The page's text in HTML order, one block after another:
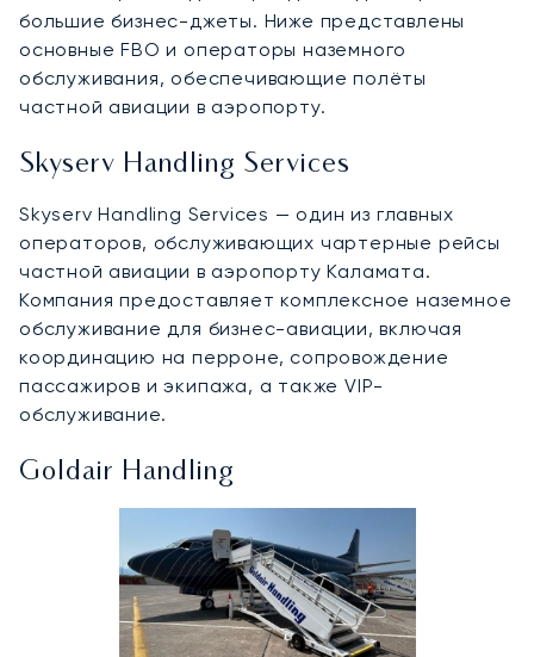
большие бизнес-джеты. Ниже представлены
основные FBO и операторы наземного
обслуживания, обеспечивающие полёты
частной авиации в аэропорту.
Skyserv Handling Services
Skyserv Handling Services — один из главных
операторов, обслуживающих чартерные рейсы
частной авиации в аэропорту Каламата.
Компания предоставляет комплексное наземное
обслуживание для бизнес-авиации, включая
координацию на перроне, сопровождение
пассажиров и экипажа, а также VIP-
обслуживание.
Goldair Handling